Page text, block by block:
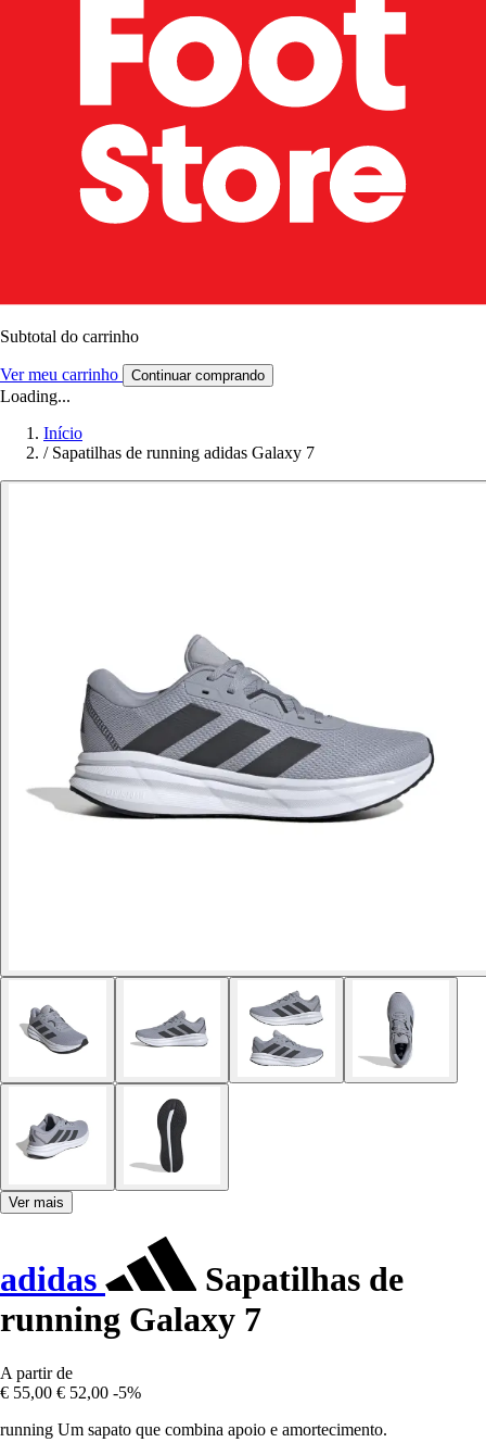
Subtotal do carrinho
Ver meu carrinho Continuar comprando
Loading...
Início
/ Sapatilhas de running adidas Galaxy 7
Ver mais
adidas
Sapatilhas de
running Galaxy 7
A partir de
€ 55,00 € 52,00 -5%
running Um sapato que combina apoio e amortecimento.